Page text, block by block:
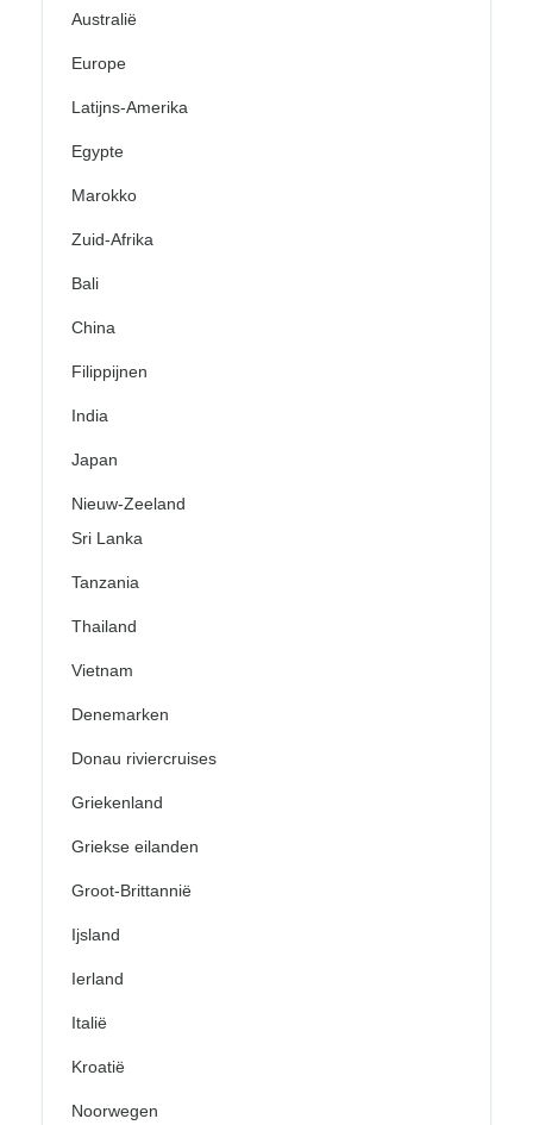
Australië
Europe
Latijns-Amerika
Egypte
Marokko
Zuid-Afrika
Bali
China
Filippijnen
India
Japan
Nieuw-Zeeland
Sri Lanka
Tanzania
Thailand
Vietnam
Denemarken
Donau riviercruises
Griekenland
Griekse eilanden
Groot-Brittannië
Ijsland
Ierland
Italië
Kroatië
Noorwegen